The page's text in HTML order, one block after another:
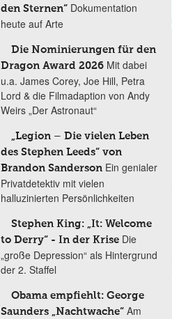
den Sternen“ Dokumentation
heute auf Arte
Die Nominierungen für den
Dragon Award 2026 Mit dabei
u.a. James Corey, Joe Hill, Petra
Lord & die Filmadaption von Andy
Weirs „Der Astronaut“
„Legion – Die vielen Leben
des Stephen Leeds“ von
Brandon Sanderson Ein genialer
Privatdetektiv mit vielen
halluzinierten Persönlichkeiten
Stephen King: „It: Welcome
to Derry“ - In der Krise Die
„große Depression“ als Hintergrund
der 2. Staffel
Obama empfiehlt: George
Saunders „Nachtwache“ Am